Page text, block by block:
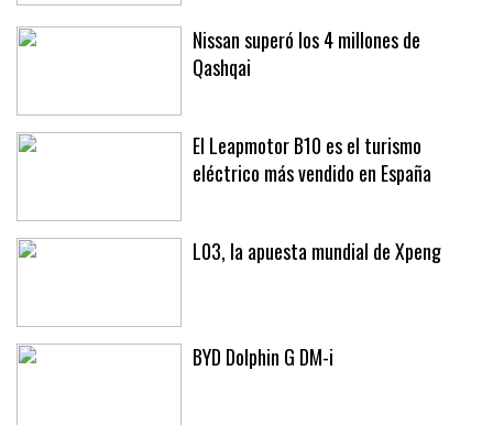
Nissan superó los 4 millones de
Qashqai
El Leapmotor B10 es el turismo
eléctrico más vendido en España
L03, la apuesta mundial de Xpeng
BYD Dolphin G DM-i